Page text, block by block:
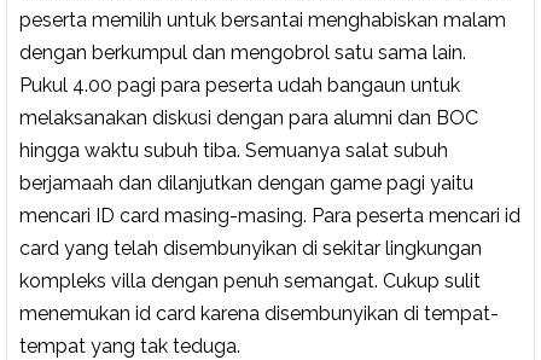
peserta memilih untuk bersantai menghabiskan malam
dengan berkumpul dan mengobrol satu sama lain.
Pukul 4.00 pagi para peserta udah bangaun untuk
melaksanakan diskusi dengan para alumni dan BOC
hingga waktu subuh tiba. Semuanya salat subuh
berjamaah dan dilanjutkan dengan game pagi yaitu
mencari ID card masing-masing. Para peserta mencari id
card yang telah disembunyikan di sekitar lingkungan
kompleks villa dengan penuh semangat. Cukup sulit
menemukan id card karena disembunyikan di tempat-
tempat yang tak teduga.